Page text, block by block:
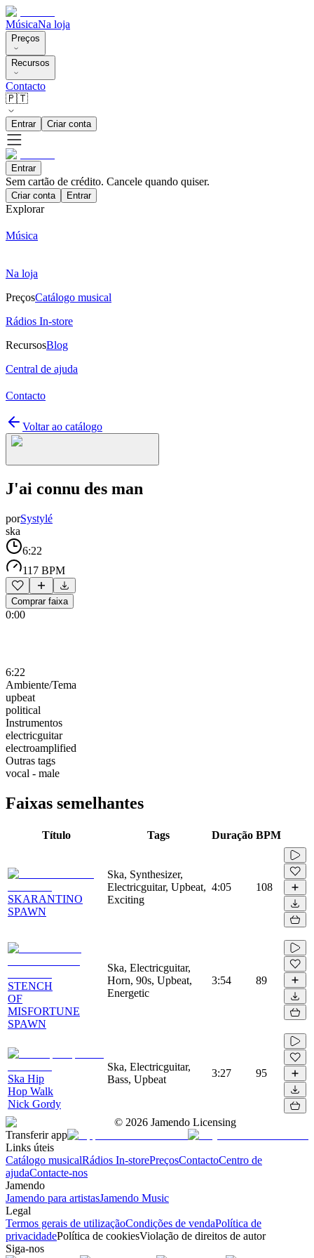
MúsicaNa loja
Preços
Recursos
Contacto
🇵🇹
Entrar Criar conta
Entrar
Sem cartão de crédito. Cancele quando quiser.
Criar conta Entrar
Explorar
Música
Na loja
PreçosCatálogo musical
Rádios In-store
RecursosBlog
Central de ajuda
Contacto
Voltar ao catálogo
J'ai connu des man
porSystylé
ska
6:22
117 BPM
Comprar faixa
0:00
6:22
Ambiente/Tema
upbeat
political
Instrumentos
electricguitar
electroamplified
Outras tags
vocal - male
Faixas semelhantes
Título Tags Duração BPM
SKARANTINO
SPAWN
Ska, Synthesizer,
Electricguitar, Upbeat,
Exciting
4:05 108
STENCH
OF
MISFORTUNE
SPAWN
Ska, Electricguitar,
Horn, 90s, Upbeat,
Energetic
3:54 89
Ska Hip
Hop Walk
Nick Gordy
Ska, Electricguitar,
Bass, Upbeat
3:27 95
© 2026 Jamendo Licensing
Transferir app
Links úteis
Catálogo musicalRádios In-storePreçosContactoCentro de
ajudaContacte-nos
Jamendo
Jamendo para artistasJamendo Music
Legal
Termos gerais de utilizaçãoCondições de vendaPolítica de
privacidadePolítica de cookiesViolação de direitos de autor
Siga-nos